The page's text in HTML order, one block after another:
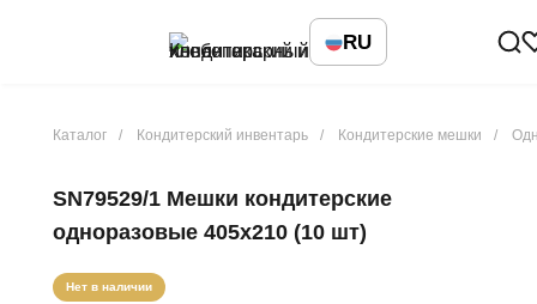
RU
Каталог Кондитерский инвентарь Кондитерские мешки
SN79529/1 Мешки кондитерские
одноразовые 405х210 (10 шт)
Нет в наличии